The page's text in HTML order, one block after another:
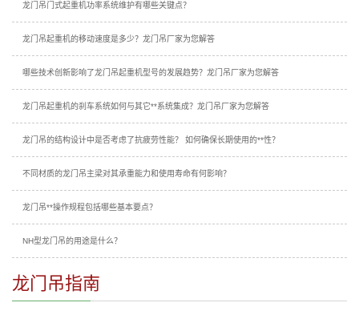
龙门吊门式起重机功率系统维护有哪些关键点？
龙门吊起重机的移动速度是多少？龙门吊厂家为您解答
哪些技术创新影响了龙门吊起重机型号的发展趋势？龙门吊厂家为您解答
龙门吊起重机的刹车系统如何与其它**系统集成？龙门吊厂家为您解答
龙门吊的结构设计中是否考虑了抗疲劳性能？ 如何确保长期使用的**性？
不同材质的龙门吊主梁对其承重能力和使用寿命有何影响？
龙门吊**操作规程包括哪些基本要点？
NH型龙门吊的用途是什么？
龙门吊指南